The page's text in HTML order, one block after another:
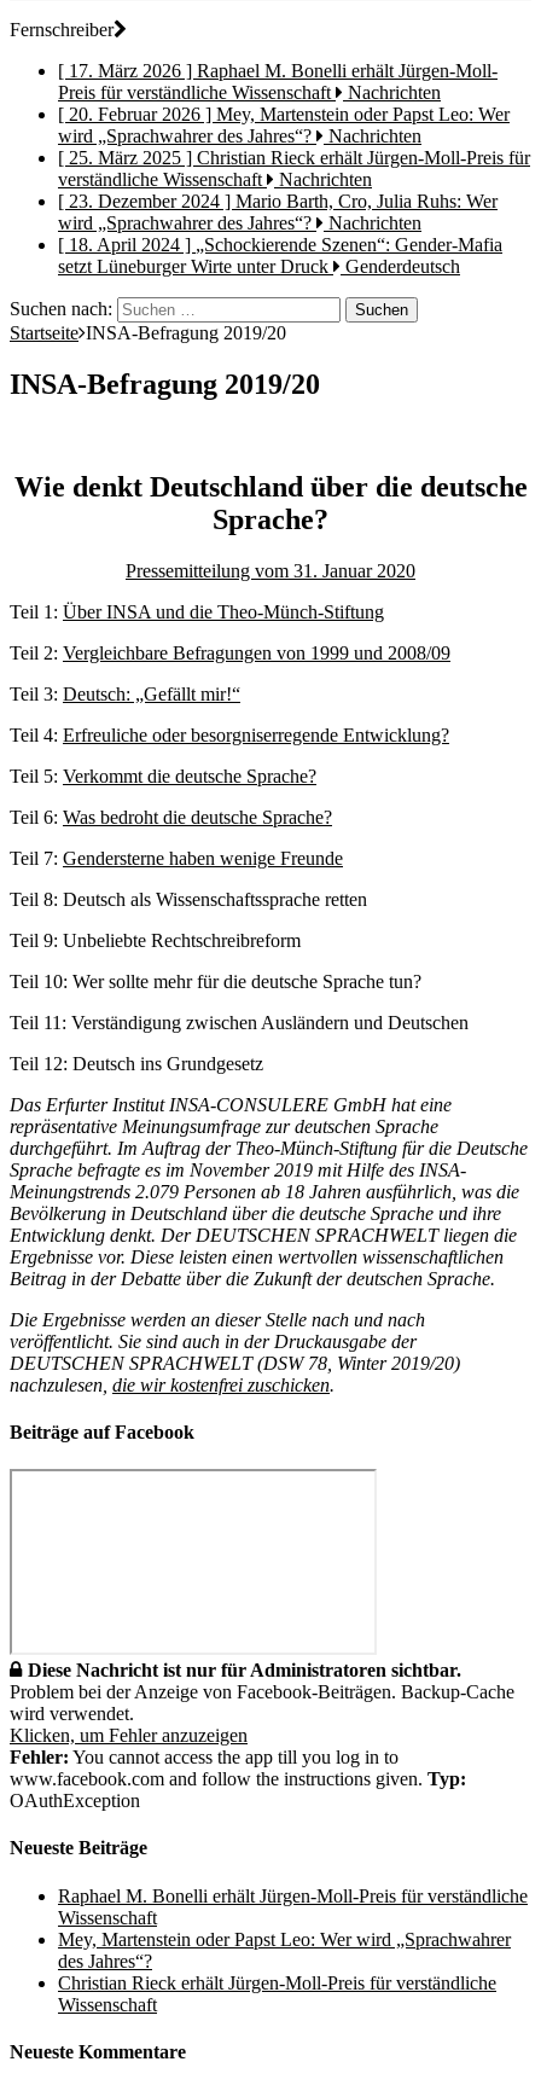
Fernschreiber
[ 17. März 2026 ] Raphael M. Bonelli erhält Jürgen-Moll-
Preis für verständliche Wissenschaft
Nachrichten
[ 20. Februar 2026 ] Mey, Martenstein oder Papst Leo: Wer
wird „Sprachwahrer des Jahres“?
Nachrichten
[ 25. März 2025 ] Christian Rieck erhält Jürgen-Moll-Preis für
verständliche Wissenschaft
Nachrichten
[ 23. Dezember 2024 ] Mario Barth, Cro, Julia Ruhs: Wer
wird „Sprachwahrer des Jahres“?
Nachrichten
[ 18. April 2024 ] „Schockierende Szenen“: Gender-Mafia
setzt Lüneburger Wirte unter Druck
Genderdeutsch
Suchen nach:
Startseite INSA-Befragung 2019/20
INSA-Befragung 2019/20
Wie denkt Deutschland über die deutsche
Sprache?
Pressemitteilung vom 31. Januar 2020
Teil 1: Über INSA und die Theo-Münch-Stiftung
Teil 2: Vergleichbare Befragungen von 1999 und 2008/09
Teil 3: Deutsch: „Gefällt mir!“
Teil 4: Erfreuliche oder besorgniserregende Entwicklung?
Teil 5: Verkommt die deutsche Sprache?
Teil 6: Was bedroht die deutsche Sprache?
Teil 7: Gendersterne haben wenige Freunde
Teil 8: Deutsch als Wissenschaftssprache retten
Teil 9: Unbeliebte Rechtschreibreform
Teil 10: Wer sollte mehr für die deutsche Sprache tun?
Teil 11: Verständigung zwischen Ausländern und Deutschen
Teil 12: Deutsch ins Grundgesetz
Das Erfurter Institut INSA-CONSULERE GmbH hat eine
repräsentative Meinungsumfrage zur deutschen Sprache
durchgeführt. Im Auftrag der Theo-Münch-Stiftung für die Deutsche
Sprache befragte es im November 2019 mit Hilfe des INSA-
Meinungstrends 2.079 Personen ab 18 Jahren ausführlich, was die
Bevölkerung in Deutschland über die deutsche Sprache und ihre
Entwicklung denkt. Der DEUTSCHEN SPRACHWELT liegen die
Ergebnisse vor. Diese leisten einen wertvollen wissenschaftlichen
Beitrag in der Debatte über die Zukunft der deutschen Sprache.
Die Ergebnisse werden an dieser Stelle nach und nach
veröffentlicht. Sie sind auch in der Druckausgabe der
DEUTSCHEN SPRACHWELT (DSW 78, Winter 2019/20)
nachzulesen, die wir kostenfrei zuschicken.
Beiträge auf Facebook
Diese Nachricht ist nur für Administratoren sichtbar.
Problem bei der Anzeige von Facebook-Beiträgen. Backup-Cache
wird verwendet.
Klicken, um Fehler anzuzeigen
Fehler: You cannot access the app till you log in to
www.facebook.com and follow the instructions given. Typ:
OAuthException
Neueste Beiträge
Raphael M. Bonelli erhält Jürgen-Moll-Preis für verständliche
Wissenschaft
Mey, Martenstein oder Papst Leo: Wer wird „Sprachwahrer
des Jahres“?
Christian Rieck erhält Jürgen-Moll-Preis für verständliche
Wissenschaft
Neueste Kommentare